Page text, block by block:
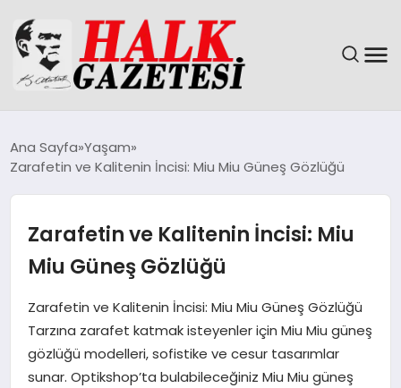
EĞITIM
EKONOMI
SAĞLIK
Ana Sayfa Yaşam
Zarafetin ve Kalitenin İncisi: Miu Miu Güneş Gözlüğü
Zarafetin ve Kalitenin İncisi: Miu
Miu Güneş Gözlüğü
Zarafetin ve Kalitenin İncisi: Miu Miu Güneş Gözlüğü
Tarzına zarafet katmak isteyenler için Miu Miu güneş
gözlüğü modelleri, sofistike ve cesur tasarımlar
sunar. Optikshop’ta bulabileceğiniz Miu Miu güneş